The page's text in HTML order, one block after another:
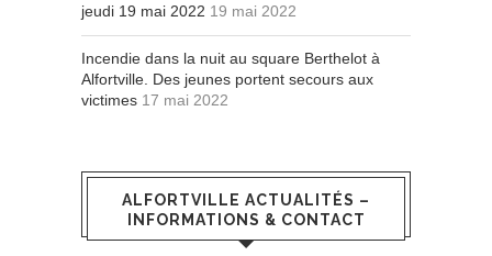
jeudi 19 mai 2022 19 mai 2022
Incendie dans la nuit au square Berthelot à
Alfortville. Des jeunes portent secours aux
victimes 17 mai 2022
ALFORTVILLE ACTUALITÉS –
INFORMATIONS & CONTACT